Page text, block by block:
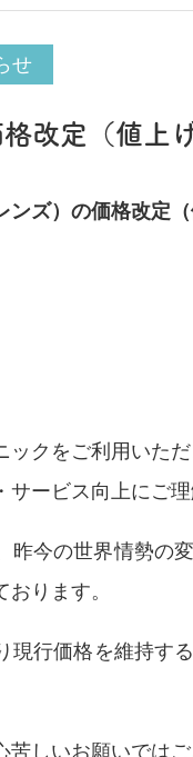
せ
改定（値上
ズ）の価格改定（
クをご利用いただ
サービス向上にご理
昨今の世界情勢の
ります。
現行価格を維持する
しいお願いではご